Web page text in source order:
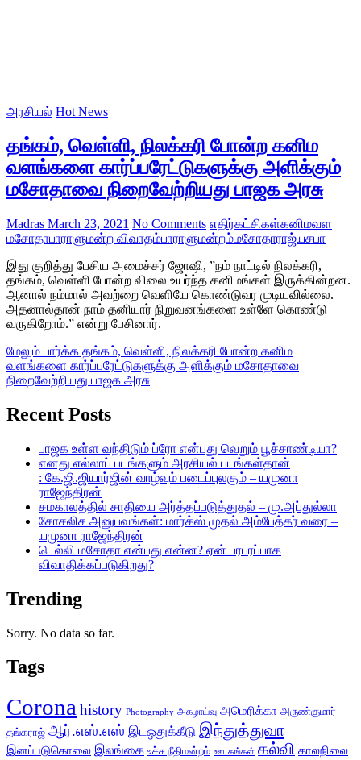
அரசியல் Hot News
தங்கம், வெள்ளி, நிலக்கரி போன்ற கனிம
வளங்களை கார்ப்பரேட்டுகளுக்கு அளிக்கும்
மசோதாவை நிறைவேற்றியது பாஜக அரசு
Madras March 23, 2021 No Comments எதிர்கட்சிகள்கனிமவள
மசோதாபாராளுமன்ற விவாதம்பாராளுமன்றம்மசோதாராஜ்யசபா
இது குறித்து பேசிய அமைச்சர் ஜோஷி, ”நம் நாட்டில் நிலக்கரி,
தங்கம், வெள்ளி போன்ற விலை உயர்ந்த கனிமங்கள் இருக்கின்றன.
ஆனால் நம்மால் அவற்றை வெளியே கொண்டுவர முடியவில்லை.
அதனால்தான் நாம் தனியார் நிறுவனங்களை உள்ளே கொண்டு
வருகிறோம்.” என்று பேசினார்.
மேலும் பார்க்க தங்கம், வெள்ளி, நிலக்கரி போன்ற கனிம
வளங்களை கார்ப்பரேட்டுகளுக்கு அளிக்கும் மசோதாவை
நிறைவேற்றியது பாஜக அரசு
Recent Posts
பாஜக உள்ள வந்திடும் ப்ரோ என்பது வெறும் பூச்சாண்டியா?
எனது எல்லாப் படங்களும் அரசியல் படங்கள்தான்
: கே.ஜி.ஜியார்ஜின் வாழ்வும் படைப்புலகும் – யமுனா
ராஜேந்திரன்
சமகாலத்தில் சாதியை அர்த்தப்படுத்துதல் – மு.அப்துல்லா
சோசலிச அனுபவங்கள்: மார்க்ஸ் முதல் அம்பேத்கர் வரை –
யமுனா ராஜேந்திரன்
டெல்லி மசோதா என்பது என்ன? ஏன் பரபரப்பாக
விவாதிக்கப்படுகிறது?
Trending
Sorry. No data so far.
Tags
Corona history Photography அகழாய்வு அமெரிக்கா அருண்குமார்
தங்கராஜ் ஆர்.எஸ்.எஸ் இடஒதுக்கீடு இந்துத்துவா
இனப்படுகொலை இலங்கை உச்ச நீதிமன்றம் ஊடகங்கள் கல்வி காலநிலை